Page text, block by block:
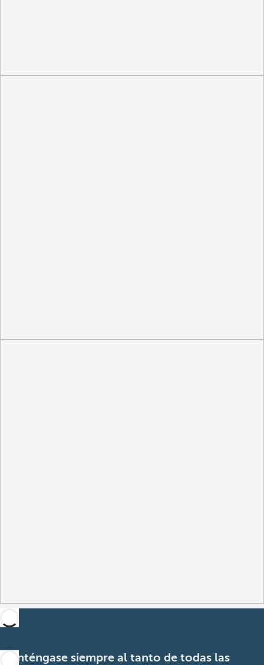
Manténgase siempre al tanto de todas las